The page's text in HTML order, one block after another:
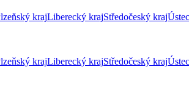
krajLiberecký krajStředočeský kraj
krajLiberecký krajStředočeský kraj